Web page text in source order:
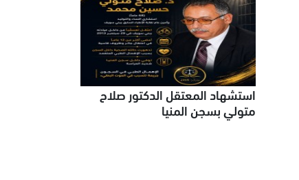
استشهاد المعتقل الدكتور صلاح
متولي بسجن المنيا